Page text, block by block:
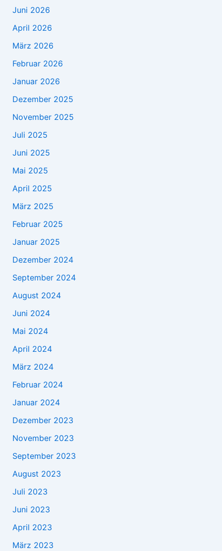
Juni 2026
April 2026
März 2026
Februar 2026
Januar 2026
Dezember 2025
November 2025
Juli 2025
Juni 2025
Mai 2025
April 2025
März 2025
Februar 2025
Januar 2025
Dezember 2024
September 2024
August 2024
Juni 2024
Mai 2024
April 2024
März 2024
Februar 2024
Januar 2024
Dezember 2023
November 2023
September 2023
August 2023
Juli 2023
Juni 2023
April 2023
März 2023